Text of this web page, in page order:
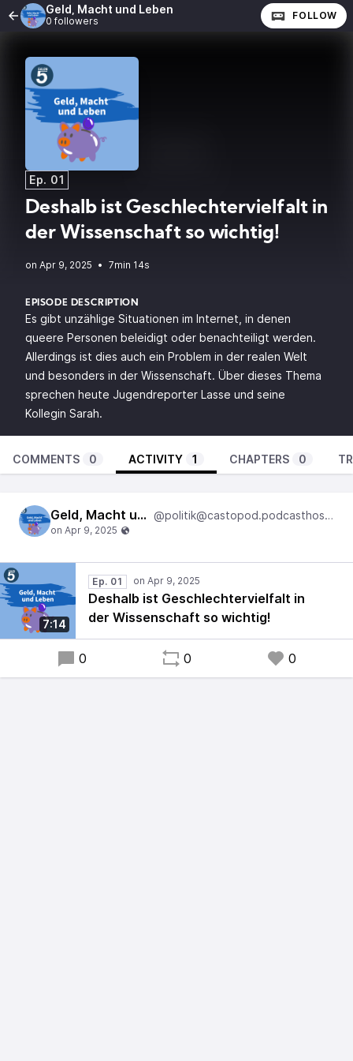
Geld, Macht und Leben
0 followers FOLLOW
Ep. 01
Deshalb ist Geschlechtervielfalt in
der Wissenschaft so wichtig!
• 7min 14s
EPISODE DESCRIPTION
Es gibt unzählige Situationen im Internet, in denen
queere Personen beleidigt oder benachteiligt werden.
Allerdings ist dies auch ein Problem in der realen Welt
und besonders in der Wissenschaft. Über dieses Thema
sprechen heute Jugendreporter Lasse und seine
Kollegin Sarah.
COMMENTS 0 ACTIVITY 1 CHAPTERS 0
Geld, Macht und Leben @politik@castopod.podcasthostwuh.correctiv.net
7:14
Ep. 01
Deshalb ist Geschlechtervielfalt in
der Wissenschaft so wichtig!
0 0 0